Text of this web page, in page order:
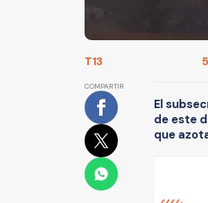
T13
COMPARTIR
El
de este
que